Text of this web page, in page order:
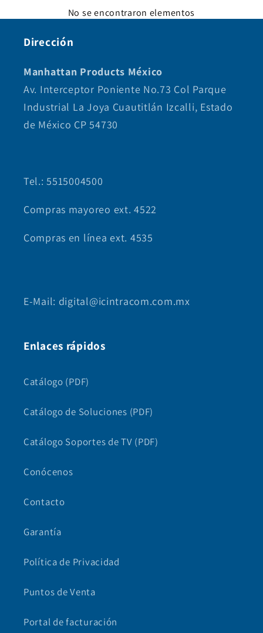
No se encontraron elementos
Dirección
Manhattan Products México
Av. Interceptor Poniente No.73 Col Parque
Industrial La Joya Cuautitlán Izcalli, Estado
de México CP 54730
Tel.: 5515004500
Compras mayoreo ext. 4522
Compras en línea ext. 4535
E-Mail: digital@icintracom.com.mx
Enlaces rápidos
Catálogo (PDF)
Catálogo de Soluciones (PDF)
Catálogo Soportes de TV (PDF)
Conócenos
Contacto
Garantía
Política de Privacidad
Puntos de Venta
Portal de facturación